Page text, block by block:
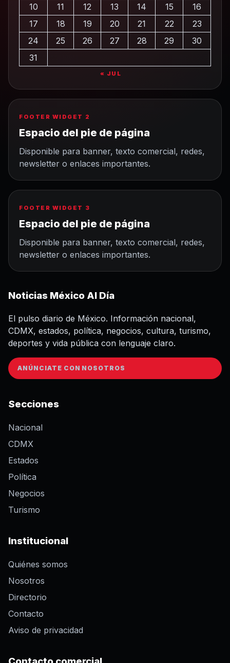
10
11 12 13 14 15
16
17
18 19 20 21 22
23
24
25 26 27 28 29
30
31
« JUL
FOOTER WIDGET 2
Espacio del pie de página
Disponible para banner, texto comercial, redes,
newsletter o enlaces importantes.
FOOTER WIDGET 3
Espacio del pie de página
Disponible para banner, texto comercial, redes,
newsletter o enlaces importantes.
Noticias México Al Día
El pulso diario de México. Información nacional,
CDMX, estados, política, negocios, cultura, turismo,
deportes y vida pública con lenguaje claro.
ANÚNCIATE CON NOSOTROS
Secciones
Nacional
CDMX
Estados
Política
Negocios
Turismo
Institucional
Quiénes somos
Nosotros
Directorio
Contacto
Aviso de privacidad